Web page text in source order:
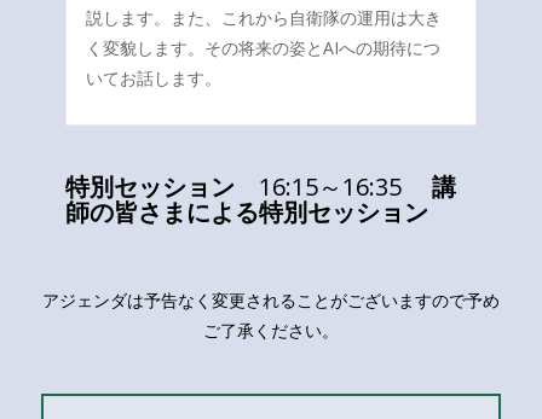
説します。また、これから自衛隊の運用は大き
く変貌します。その将来の姿とAIへの期待につ
いてお話します。
特別セッション 16:15～16:35 講
師の皆さまによる特別セッション
アジェンダは予告なく変更されることがございますので予め
ご了承ください。